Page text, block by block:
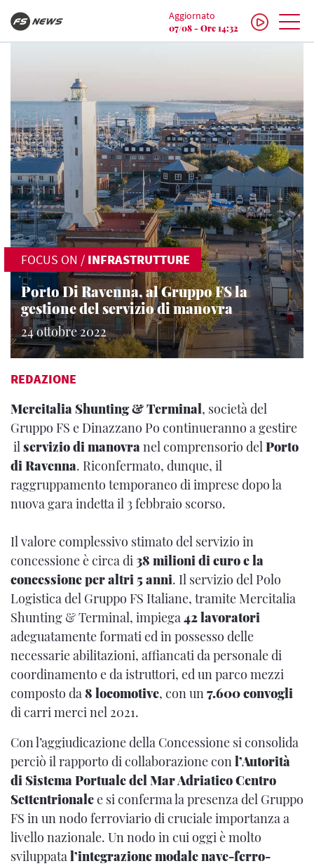
Aggiornato
07/08 - Ore 14:32
FOCUS ON / INFRASTRUTTURE
Porto Di Ravenna, al Gruppo FS la
gestione del servizio di manovra
24 ottobre 2022
REDAZIONE
Mercitalia Shunting & Terminal, società del
Gruppo FS e Dinazzano Po continueranno a gestire
ilservizio di manovranel comprensorio delPorto
di Ravenna. Riconfermato, dunque, il
raggruppamento temporaneo di imprese dopo la
nuova gara indetta il 3 febbraio scorso.
Il valore complessivo stimato del servizio in
concessione è circa di38 milioni di euro e la
concessione per altri 5 anni. Il servizio del Polo
Logistica del Gruppo FS Italiane, tramite Mercitalia
Shunting & Terminal, impiega42 lavoratori
adeguatamente formati ed in possesso delle
necessarie abilitazioni, affiancati da personale di
coordinamento e da istruttori, ed un parco mezzi
composto da8 locomotive, con un7.600 convogli
di carri merci nel 2021.
Con l’aggiudicazione della Concessione si consolida
perciò il rapporto di collaborazione conl’Autorità
di Sistema Portuale del Mar Adriatico Centro
Settentrionalee si conferma la presenza del Gruppo
FS in un nodo ferroviario di cruciale importanza a
livello nazionale. Un nodo in cui oggi è molto
sviluppatal’integrazione modale nave-ferro-